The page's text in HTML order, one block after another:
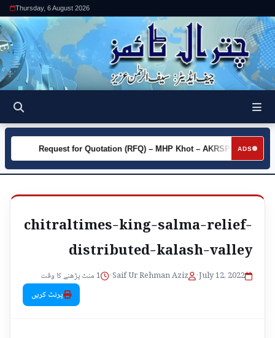
Thursday, 6 August 2026
ADS
►
Request for Quotation (RFQ) – MHP Khot – AKRSP
chitraltimes-king-salma-relief-
distributed-kalash-valley
July 12, 2022
•
Saif Ur Rehman Aziz
•
1 منٹ پڑھنے کا وقت
پرنٹ کریں